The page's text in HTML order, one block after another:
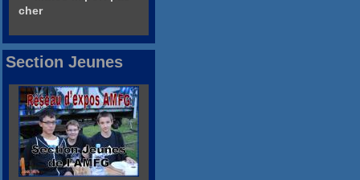
cher
Section Jeunes